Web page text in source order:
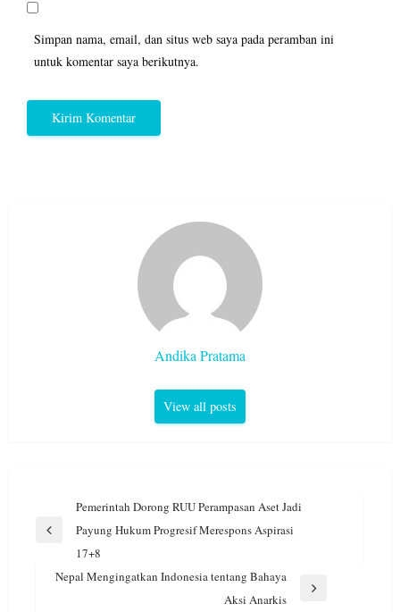
Simpan nama, email, dan situs web saya pada peramban ini
untuk komentar saya berikutnya.
Andika Pratama
View all posts
Navigasi
pos
Previous
Pemerintah Dorong RUU Perampasan Aset Jadi
Payung Hukum Progresif Merespons Aspirasi
17+8
Nepal Mengingatkan Indonesia tentang Bahaya
Aksi Anarkis